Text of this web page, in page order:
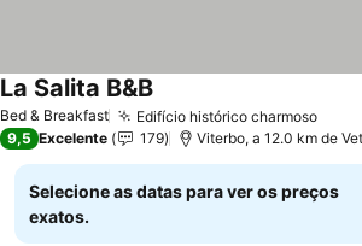
Bed & Breakfast Edifício histórico charmoso
La Salita B&B
9,5 Excelente 179 Viterbo, a 12.0 km de
Selecione as datas para ver os preços
exatos.